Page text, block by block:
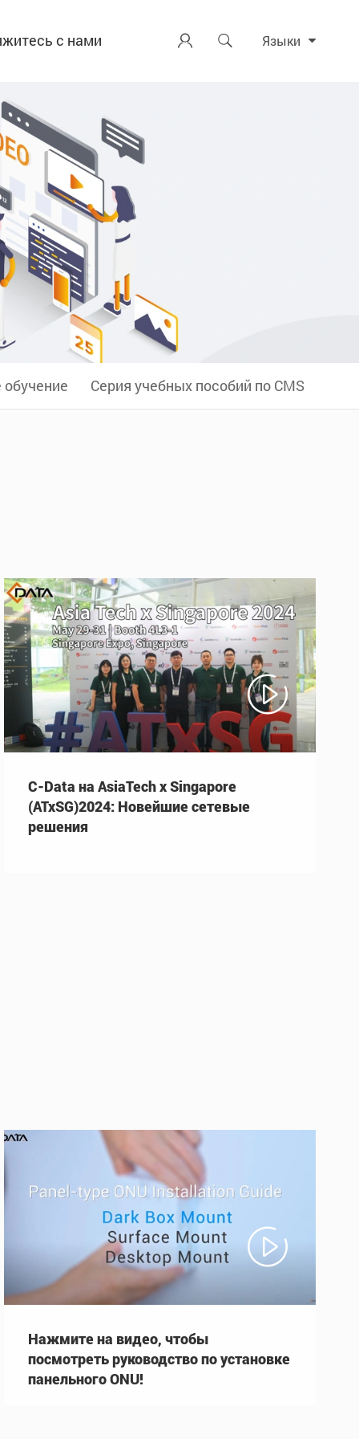
с нами   Языки
Серия учебных пособий по CMS

C-Data на AsiaTech x Singapore
(ATxSG)2024: Новейшие сетевые
решения

Нажмите на видео, чтобы
посмотреть руководство по установке
панельного ONU!